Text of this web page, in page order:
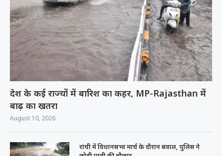
देश के कई राज्यों में बारिश का कहर, MP-Rajasthan में
बाढ़ का खतरा
August 10, 2026
रांची में विधानसभा मार्च के दौरान बवाल, पुलिस ने